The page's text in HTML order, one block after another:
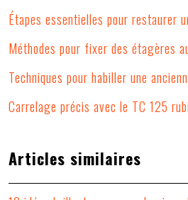
Étapes essentielles pour restaurer
Méthodes pour fixer des étagères
Techniques pour habiller une
Carrelage précis avec le TC 125 rubi
Articles similaires